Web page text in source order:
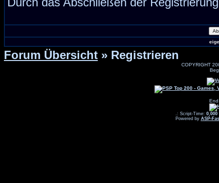
Forum Übersicht » Registrieren
COPYRIGHT
.: Script-Time: 0,000
Powered by ASP-